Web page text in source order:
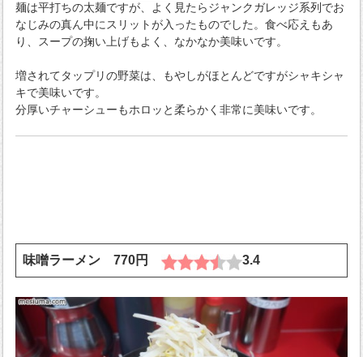
麺は平打ちの太麺ですが、よく見たらジャンクガレッジ系列でお
なじみの真ん中にスリットが入ったものでした。食べ応えもあ
り、スープの掬い上げもよく、なかなか美味いです。
増されてタップリの野菜は、もやしがほとんどですがシャキシャ
キで美味いです。
分厚いチャーシューもホロッと柔らかく非常に美味いです。
味噌ラーメン 770円 3.4